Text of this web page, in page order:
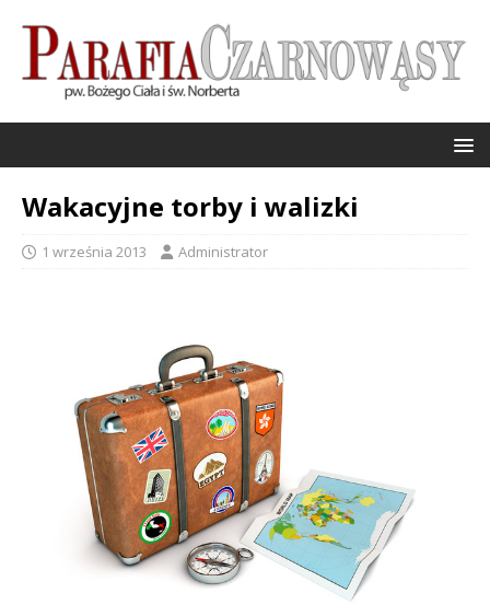
Wakacyjne torby i walizki
1 września 2013 Administrator